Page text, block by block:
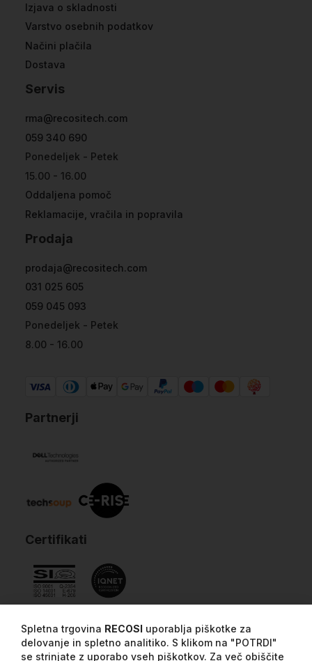
Izjava o skladnosti
Varstvo osebnih podatkov
Načini plačila
Dostava
Servis
rma@recositech.com
059 340 690
Ponedeljek - Petek
15.00 - 16.00
Oddaljena pomoč
Reklamacije, vračila in popravila
Prodaja
prodaja@recositech.com
031 025 605
059 045 093
Ponedeljek - Petek
8.00 - 16.00
Partnerji
Certifikati
Spletna trgovina RECOSI uporablja piškotke za
delovanje in spletno analitiko. S klikom na "POTRDI"
se strinjate z uporabo vseh piškotkov. Za več obiščite